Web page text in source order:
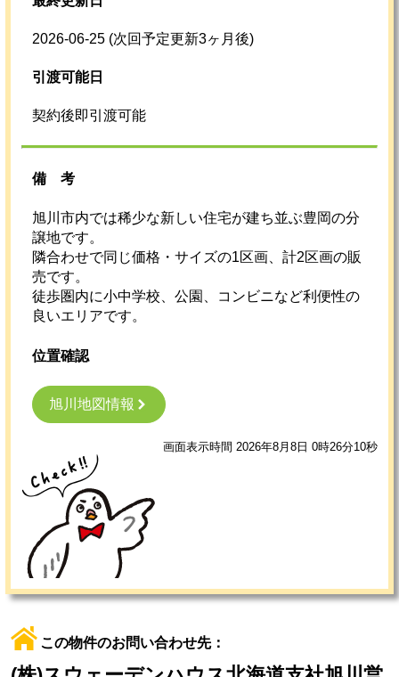
2026-06-25 (次回予定更新3ヶ月後)
引渡可能日
契約後即引渡可能
備考
旭川市内では稀少な新しい住宅が建ち並ぶ豊岡の分
譲地です。
隣合わせで同じ価格・サイズの1区画、計2区画の販
売です。
徒歩圏内に小中学校、公園、コンビニなど利便性の
良いエリアです。
位置確認
旭川地図情報
画面表示時間 2026年8月8日 0時26分10秒
この物件のお問い合わせ先：